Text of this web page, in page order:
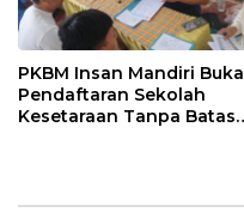
PKBM Insan Mandiri Buka
Pendaftaran Sekolah
Kesetaraan Tanpa Batas